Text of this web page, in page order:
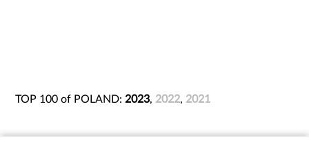
TOP 100 of POLAND: 2023, 2022, 2021